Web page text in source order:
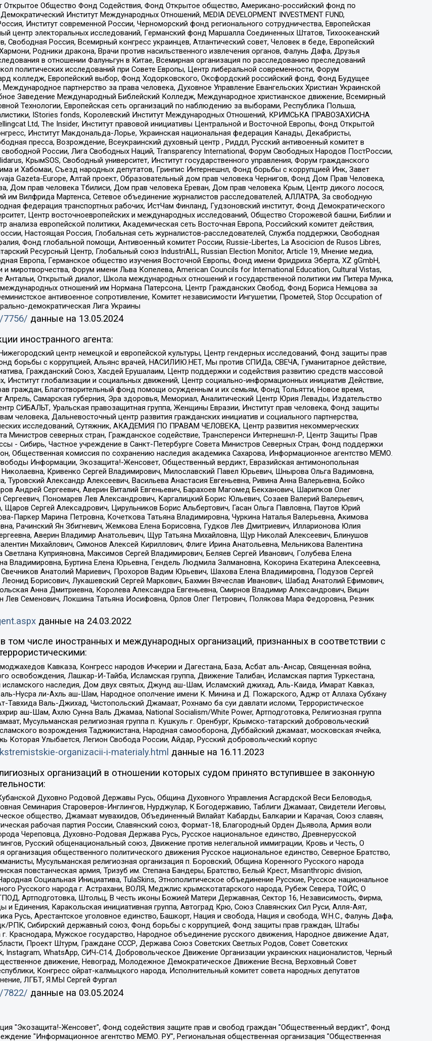
Общество Фонд Содействия, Фонд Открытое общество, Американо-российский фонд по
Институт Международных Отношений, MEDIA DEVELOPMENT INVESTMENT FUND,
Институт современной России, Черноморский фонд регионального сотрудничества, Европейская
центр электоральных исследований, Германский фонд Маршалла Соединенных Штатов, Тихоокеанский
Россия, Всемирный конгресс украинцев, Атлантический совет, Человек в беде, Европейский
Родники дракона, Врачи против насильственного извлечения органов, Фалунь Дафа, Друзья
в отношении Фалуньгун в Китае, Всемирная организация по расследованию преследований
политических исследований при Совете Европы, Центр либеральной современности, Форум
колледж, Европейский выбор, Фонд Ходорковского, Оксфордский российский фонд, Фонд Будущее
партнерство за права человека, Духовное Управление Евангельских Христиан Украинской
Заведение Международный Библейский Колледж, Международное христианское движение, Всемирный
Технологии, Европейская сеть организаций по наблюдению за выборами, Республика Польша,
IStories fonds, Королевский Институт Международных Отношений, КРИМСЬКА ПРАВОЗАХИСНА
Ltd, The Insider, Институт правовой инициативы Центральной и Восточной Европы, Фонд Открытой
Институт Макдональда-Лорье, Украинская национальная федерация Канады, Декабристы,
пресса, Возрождение, Всеукраинский духовный центр , Риддл, Русский антивоенный комитет в
России, Лига Свободных Наций, Transparеncy International, Форум Свободных Народов ПостРоссии,
КрымSOS, Свободный университет, Институт государственного управления, Форум гражданского
и Хабомаи, Съезд народных депутатов, Гринпис Интернешнл, Фонд борьбы с коррупцией Инк, Завет
Gazeta-Europe, Алтай проект, Образовательный дом прав человека Чернигов, Фонд Дом Прав Человека,
Дом прав человека Тбилиси, Дом прав человека Ереван, Дом прав человека Крым, Центр дикого лосося,
им Вилфрида Мартенса, Сетевое объединение журналистов расследователей, АЛЛАТРА, За свободную
федерация транспортных рабочих, ИстЧам Финланд, Гудзоновский институт, Фонд Демократического
Центр восточноевропейских и международных исследований, Общество Сторожевой башни, Библии и
анализа европейской политики, Академическая сеть Восточная Европа, Российский комитет действия,
Настоящая Россия, Глобальная сеть журналистов-расследователей, Служба поддержки, Свободная
Фонд глобальной помощи, Антивоенный комитет России, Russie-Libertes, La Asocicion de Rusos Libres,
Ресурсный Центр, Глобальный союз IndustriALL, Russian Election Monitor, Article 19, Мнение медиа,
Европа, Германское общество изучения Восточной Европы, Фонд имени Фридриха Эберта, XZ gGmbH,
миротворчества, Форум имени Льва Копелева, American Councils for International Education, Cultural Vistas,
Открытый диалог, Школа международных отношений и государственной политики им Питера Мунка,
отношений им Нормана Патерсона, Центр Гражданских Свобод, Фонд Бориса Немцова за
антивоенное сопротивление, Комитет независимости Ингушетии, Прометей, Stop Occupation of
демократическая Лига Украины
7756/ данные на 13.05.2024
иностранного агента:
центр немецкой и европейской культуры, Центр гендерных исследований, Фонд защиты прав
борьбы с коррупцией, Альянс врачей, НАСИЛИЮ.НЕТ, Мы против СПИДа, СВЕЧА, Гуманитарное действие,
Гражданский Союз, Хасдей Ерушалаим, Центр поддержки и содействия развитию средств массовой
Институт глобализации и социальных движений, Центр социально-информационных инициатив Действие,
граждан, Благотворительный фонд помощи осужденным и их семьям, Фонд Тольятти, Новое время,
Апрель, Самарская губерния, Эра здоровья, Мемориал, Аналитический Центр Юрия Левады, Издательство
СИБАЛЬТ, Уральская правозащитная группа, Женщины Евразии, Институт прав человека, Фонд защиты
человека, Дальневосточный центр развития гражданских инициатив и социального партнерства,
исследований, Сутяжник, АКАДЕМИЯ ПО ПРАВАМ ЧЕЛОВЕКА, Центр развития некоммерческих
Министров северных стран, Гражданское содействие, Трансперенси Интернешнл-Р, Центр Защиты Прав
- Сибирь, Частное учреждение в Санкт-Петербурге Совета Министров Северных Стран, Фонд поддержки
Общественная комиссия по сохранению наследия академика Сахарова, Информационное агентство МЕМО.
Информации, Экозащита!-Женсовет, Общественный вердикт, Евразийская антимонопольная
Кривенко Сергей Владимирович, Милославский Павел Юрьевич, Шнырова Ольга Вадимовна,
Александр Алексеевич, Васильева Анастасия Евгеньевна, Ривина Анна Валерьевна, Бойко
Андрей Сергеевич, Аверин Виталий Евгеньевич, Барахоев Магомед Бекханович, Шарипков Олег
Пономарев Лев Александрович, Каргалицкий Борис Юльевич, Созаев Валерий Валерьевич,
Щаров Сергей Алексадрович, Цирульников Борис Альбертович, Гасан Ольга Павловна, Паутов Юрий
Паркер Марина Петровна, Кочеткова Татьяна Владимировна, Чуркина Наталья Валерьевна, Акимова
Рачинский Ян Збигневич, Жемкова Елена Борисовна, Гудков Лев Дмитриевич, Илларионова Юлия
Аверин Владимир Анатольевич, Щур Татьяна Михайловна, Щур Николай Алексеевич, Блинушов
Михайлович, Симонов Алексей Кириллович, Флиге Ирина Анатольевна, Мельникова Валентина
Куприяновна, Максимов Сергей Владимирович, Беляев Сергей Иванович, Голубева Елена
Владимировна, Буртина Елена Юрьевна, Гендель Людмила Залмановна, Кокорина Екатерина Алексеевна,
Анатолий Мариевич, Прохоров Вадим Юрьевич, Шахова Елена Владимировна, Подузов Сергей
Борисович, Лукашевский Сергей Маркович, Бахмин Вячеслав Иванович, Шабад Анатолий Ефимович,
Анна Дмитриевна, Королева Александра Евгеньевна, Смирнов Владимир Александрович, Вицин
Лев Семенович, Локшина Татьяна Иосифовна, Орлов Олег Петрович, Полякова Мара Федоровна, Резник
данные на 24.03.2022
числе иностранных и международных организаций, признанных в соответствии с
Кавказа, Конгресс народов Ичкерии и Дагестана, База, Асбат аль-Ансар, Священная война,
освобождения, Лашкар-И-Тайба, Исламская группа, Движение Талибан, Исламская партия Туркестана,
наследия, Дом двух святых, Джунд аш-Шам, Исламский джихад, Аль-Каида, Имарат Кавказ,
Нусра ли-Ахль аш-Шам, Народное ополчение имени К. Минина и Д. Пожарского, Аджр от Аллаха Субхану
Валь-Джихад, Чистопольский Джамаат, Рохнамо ба суи давлати исломи, Террористическое
аш-Шам, Ахлю Сунна Валь Джамаа, National Socialism/White Power, Артподготовка, Религиозная группа
Мусульманская религиозная группа п. Кушкуль г. Оренбург, Крымско-татарский добровольческий
возрождения Таджикистана, Народная самооборона, Дуббайский джамаат, московская ячейка,
Которая Улыбается, Легион Свобода России, Айдар, Русский добровольческий корпус
organizacii-i-materialy.html данные на 16.11.2023
организаций в отношении которых судом принято вступившее в законную
Духовно Родовой Державы Русь, Община Духовного Управления Асгардской Веси Беловодья,
Семинария Староверов-Инглингов, Нурджулар, К Богодержавию, Таблиги Джамаат, Свидетели Иеговы,
общество, Джамаат мувахидов, Объединенный Вилайат Кабарды, Балкарии и Карачая, Союз славян,
рабочая партия России, Славянский союз, Формат-18, Благородный Орден Дьявола, Армия воли
Череповца, Духовно-Родовая Держава Русь, Русское национальное единство, Древнерусской
Русский общенациональный союз, Движение против нелегальной иммиграции, Кровь и Честь, О
общественного политического движения Русское национальное единство, Северное Братство,
Мусульманская религиозная организация п. Боровский, Община Коренного Русского народа
повстанческая армия, Тризуб им. Степана Бандеры, Братство, Белый Крест, Misanthropic division,
Социальная Инициатива, TulaSkins, Этнополитическое объединение Русские, Русское национальное
Русского народа г. Астрахани, ВОЛЯ, Меджлис крымскотатарского народа, Рубеж Севера, ТОЙС, О
Артподготовка, Штольц, В честь иконы Божией Матери Державная, Сектор 16, Независимость, Фирма,
Единения, Каракольская инициативная группа, Автоград Крю, Союз Славянских Сил Руси, Алля-Аят,
Русь, Арестантское уголовное единство, Башкорт, Нация и свобода, Нация и свобода, W.H.С., Фалунь Дафа,
РПК, Сибирский державный союз, Фонд борьбы с коррупцией, Фонд защиты прав граждан, Штабы
Краснодара, Мужское государство, Народное объединение русского движения, Народное движение Адат,
Проект Штурм, Граждане СССР, Держава Союз Советских Светлых Родов, Совет Советских
Instagram, WhatsApp, СИЧ-С14, Добровольческое Движение Организации украинских националистов, Черный
движение, Невоград, Молодежное Демократическое Движение Весна, Верховный Совет
Конгресс ойрат-калмыцкого народа, Исполнительный комитет совета народных депутатов
ЛГБТ, Я.МЫ Сергей Фургал
7822/ данные на 03.05.2024
работников здравоохранения "Альянс врачей", Юридическое лицо, зарегистрированное в Латвийской Республике, SIA "Medusa Project" (регистрационный номер 40103797863, дата регистрации 10.06.2014), Некоммерческая организация "Фонд по борьбе с коррупцией", Автономная некоммерческая организация "Институт права и публичной политики", Баданин Роман Сергеевич, Гликин Максим Александрович, Железнова Мария Михайловна, Лукьянова Юлия Сергеевна, Маетная Елизавета Витальевна, Маняхин Петр Борисович, Чуракова Ольга Владимировна, Ярош Юлия Петровна, Юридическое лицо "The Insider SIA", зарегистрированное в Риге, Латвийская Республика (дата регистрации 26.06.2015), являющееся администратором доменного имени интернет-издания "The Insider SIA", https://theins.ru, Постернак Алексей Евгеньевич, Рубин Михаил Аркадьевич, Анин Роман Александрович, Юридическое лицо Istories fonds, зарегистрированное в Латвийской Республике (регистрационный номер 50008295751, дата регистрации 24.02.2020), Великовский Дмитрий Александрович, Долинина Ирина Николаевна, Мароховская Алеся Алексеевна, Шлейнов Роман Юрьевич, Шмагун Олеся Валентиновна, Общество с ограниченной ответственностью "Альтаир 2021", Общество с ограниченной ответственностью "Вега 2021", Общество с ограниченной ответственностью "Главный редактор 2021", Общество с ограниченной ответственностью "Ромашки монолит", Важенков Артем Валерьевич, Ивановская областная общественная организация "Центр гендерных исследований", Гурман Юрий Альбертович, Медиапроект "ОВД-Инфо", Егоров Владимир Владимирович, Жилинский Владимир Александрович, Общество с ограниченной ответственностью "ЗП", Иванова София Юрьевна, Карезина Инна Павловна, Кильтау Екатерина Викторовна, Петров Алексей Викторович, Пискунов Сергей Евгеньевич, Смирнов Сергей Сергеевич, Тихонов Михаил Сергеевич, Общество с ограниченной ответственностью "ЖУРНАЛИСТ-ИНОСТРАННЫЙ АГЕНТ", Арапова Галина Юрьевна, Вольтская Татьяна Анатольевна, Американская компания "Mason G.E.S. Anonymous Foundation" (США), являющаяся владельцем интернет-издания https://mnews.world/, Компания "Stichting Bellingcat", зарегистрированная в Нидерландах (дата регистрации 11.07.2018), Захаров Андрей Вячеславович, Клепиковская Екатерина Дмитриевна, Общество с ограниченной ответственностью "МЕМО", Перл Роман Александрович, Симонов Евгений Алексеевич, Соловьева Елена Анатольевна, Сотников Даниил Владимирович, Сурначева Елизавета Дмитриевна, Автономная некоммерческая организация по защите прав человека и информированию населения "Якутия – Наше Мнение", Общество с ограниченной ответственностью "Москоу диджитал медиа", с 26.01.2023 Общество с ограниченной ответственностью "Чайка Белые сады", Ветошкина Валерия Валерьевна, Заговора Максим Александрович, Межрегиональное общественное движение "Российская ЛГБТ - сеть", Оленичев Максим Владимирович, Павлов Иван Юрьевич, Скворцова Елена Сергеевна, Общество с ограниченной ответственностью "Как бы инагент", Кочетков Игорь Викторович, Общество с ограниченной ответственностью "Честные выборы", Еланчик Олег Александрович, Общество с ограниченной ответственностью "Нобелевский призыв", Гималова Регина Эмилевна, Григорьев Андрей Валерьевич, Григорьева Алина Александровна, Ассоциация по содействию защите прав призывников, альтернативнослужащих и военнослужащих "Правозащитная группа "Гражданин.Армия.Право", Хисамова Регина Фаритовна, Автономная некоммерческая организация по реализации социально-правовых программ "Лилит", Дальневосточное общественное движение "Маяк", Санкт-Петербургская ЛГБТ-инициативная группа "Выход", Инициативная группа ЛГБТ+ "Реверс", Алексеев Андрей Викторович, Бекбулатова Таисия Львовна, Беляев Иван Михайлович, Владыкина Елена Сергеевна, Гельман Марат Александрович, Никульшина Вероника Юрьевна, Толоконникова Надежда Андреевна, Шендерович Виктор Анатольевич, Общество с ограниченной ответственностью "Данное сообщение", Общество с ограниченной ответственностью Издательский дом "Новая глава", Айнбиндер Александра Александровна, Московский комьюнити-центр для ЛГБТ+инициатив, Благотворительный фонд развития филантропии, Deutsche Welle (Германия, Kurt-Schumacher-Strasse 3, 53113 Bonn), Борзунова Мария Михайловна, Воробьев Виктор Викторович, Голубева Анна Львовна, Константинова Алла Михайловна, Малкова Ирина Владимировна, Мурадов Мурад Абдулгалимович, Осетинская Елизавета Николаевна, Понасенков Евгений Николаевич, Ганапольский Матвей Юрьевич, Киселев Евгений Алексеевич, Борухович Ирина Григорьевна, Дремин Иван Тимофеевич, Дубровский Дмитрий Викторович, Красноярская региональная общественная организация поддержки и развития альтернативных образовательных технологий и межкультурных коммуникаций "ИНТЕРРА", Маяковская Екатерина Алексеевна, Фейгин Марк Захарович, Филимонов Андрей Викторович, Дзугкоева Регина Николаевна, Доброхотов Роман Александрович, Дудь Юрий Александрович, Елкин Сергей Владимирович, Кругликов Кирилл Игоревич, Сабунаева Мария Леонидовна, Семенов Алексей Владимирович, Шаинян Карен Багратович, Шульман Екатерина Михайловна, Асафьев Артур Валерьевич, Вахштайн Виктор Семенович, Венедиктов Алексей Алексеевич, Лушникова Екатерина Евгеньевна, Волков Леонид Михайлович, Невзоров Александр Глебович, Пархоменко Сергей Борисович, Сироткин Ярослав Николаевич, Кара-Мурза Владимир Владимирович, Баранова Наталья Владимировна, Гозман Леонид Яковлевич, Кагарлицкий Борис Юльевич, Климарев Михаил Валерьевич, Милов Владимир Станиславович, Автономная некоммерческая организация Краснодарский центр современного искусства "Типография", Моргенштерн Алишер Тагирович, Соболь Любовь Эдуардовна, Общество с ограниченной ответственностью "ЛИЗА НОРМ", Каспаров Гарри Кимович, Ходорковский Михаил Борисович, Общество с ограниченной ответственностью "Апрельские тезисы", Данилович Ирина Брониславовна, Кашин Олег Владимирович, Петров Николай Владимирович, Пивоваров Алексей Владимирович, Соколов Михаил Владимирович, Цветкова Юлия Владимировна, Чичваркин Евгений Александрович, Комитет против пыток/Команда против пыток, Общество с ограниченной ответственностью "Первый научный", Общество с ограниченной ответственностью "Вертолет и ко", Белоцерковская Вероника Борисовна, Кац Максим Евгеньевич, Лазарева Татьяна Юрьевна, Шаведдинов Руслан Табризович, Яшин Илья Валерьевич, Общество с ограниченной ответственностью "Иноагент ААВ", Алешковский Дмитрий Петрович, Альбац Евгения Марковна, Быков Дмитрий Львович, Галямина Юлия Евгеньевна, Лойко Сергей Леонидович, Мартынов Кирилл Константинович, Медведев Сергей Александрович, Крашенинников Федор Геннадиевич, Гордеева Катерина Вл